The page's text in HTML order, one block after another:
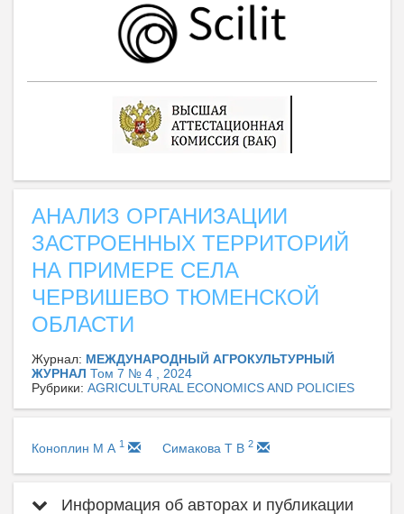
АНАЛИЗ ОРГАНИЗАЦИИ
ЗАСТРОЕННЫХ ТЕРРИТОРИЙ
НА ПРИМЕРЕ СЕЛА
ЧЕРВИШЕВО ТЮМЕНСКОЙ
ОБЛАСТИ
Журнал: МЕЖДУНАРОДНЫЙ АГРОКУЛЬТУРНЫЙ
ЖУРНАЛ Том 7 № 4 , 2024
Рубрики: AGRICULTURAL ECONOMICS AND POLICIES
Коноплин М А 1 Симакова Т В 2
Информация об авторах и публикации